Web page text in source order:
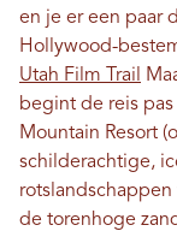
en je er een paar
Hollywood-
Utah Film Trail
begint de reis
Mountain Resort
schilderachtige,
de torenhoge